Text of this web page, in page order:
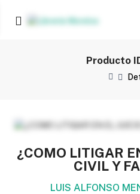
Producto
¿COMO LITIGAR
CIVIL Y
LUIS ALFONSO